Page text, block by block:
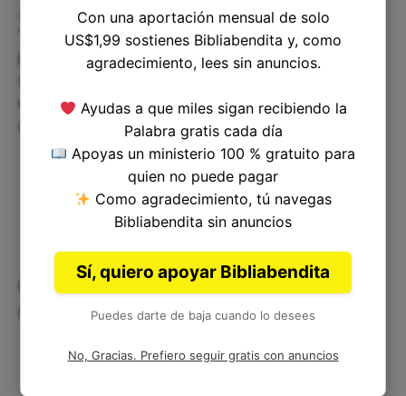
Juan 5:39, Jesús les dice a los fariseos:
"Escudriñad las Escrituras; porque a vosotros os
parece que en ellas tenéis la vida eterna; y ellas
que el estudio de las Escrituras es esencial para
comprender plenamente el mensaje de Dios.
Cómo podemos aplicar Juan 6:60 a
nuestra vida
Con una aportación mensual de solo
US$1,99 sostienes Bibliabendita y, como
agradecimiento, lees sin anuncios.
Ayudas a que miles sigan recibiendo la
Palabra gratis cada día
Apoyas un ministerio 100 % gratuito para
quien no puede pagar
Como agradecimiento, tú navegas
Bibliabendita sin anuncios
Sí, quiero apoyar Bibliabendita
Puedes darte de baja cuando lo desees
No, Gracias. Prefiero seguir gratis con anuncios